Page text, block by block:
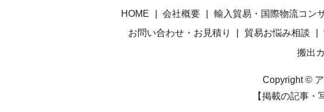
HOME 会社概要 輸入貿易・国際物流コン
お問い合わせ・お見積り
貿易お悩み相談
搬出
Copyright ©
【掲載の記事・